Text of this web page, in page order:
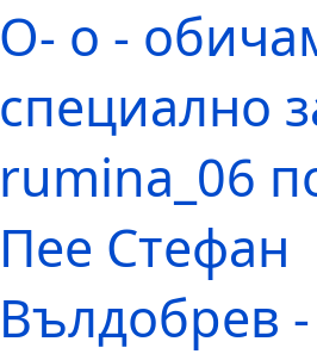
О- о -
специално
rumina_06
Пее Стефан
Вълдобрев -